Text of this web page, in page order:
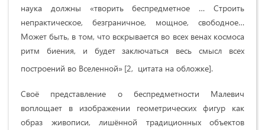
наука должны «творить беспредметное … Строить
непрактическое, безграничное, мощное, свободное…
Может быть, в том, что вскрывается во всех венах космоса
ритм биения, и будет заключаться весь смысл всех
построений во Вселенной» [2, цитата на обложке].
Своё представление о беспредметности Малевич
воплощает в изображении геометрических фигур как
образ живописи, лишённой традиционных объектов